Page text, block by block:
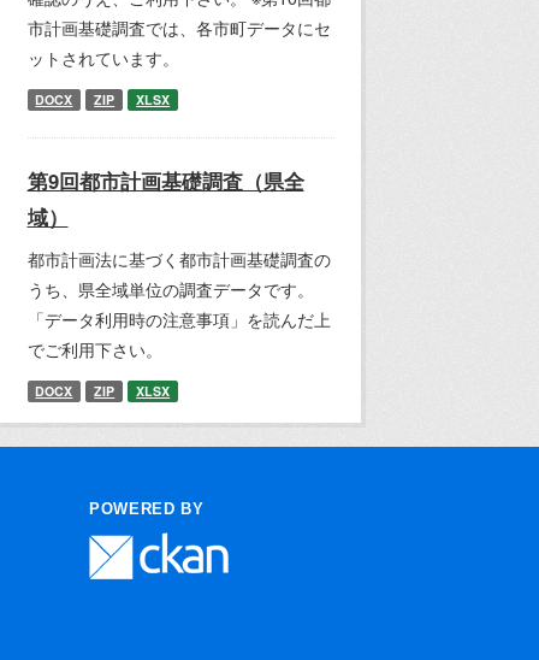
市計画基礎調査では、各市町データにセ
ットされています。
DOCX ZIP XLSX
第9回都市計画基礎調査（県全
域）
都市計画法に基づく都市計画基礎調査の
うち、県全域単位の調査データです。
「データ利用時の注意事項」を読んだ上
でご利用下さい。
DOCX ZIP XLSX
POWERED BY